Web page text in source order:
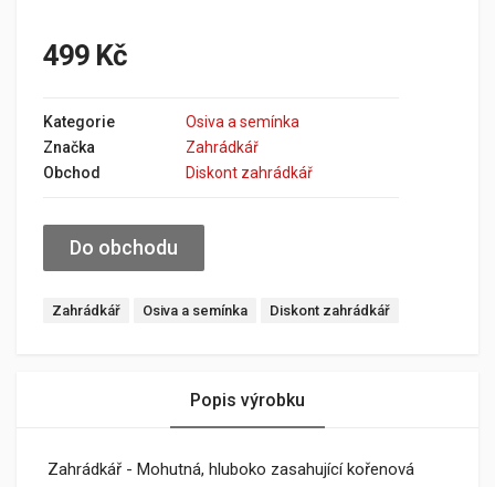
499 Kč
Kategorie
Osiva a semínka
Značka
Zahrádkář
Obchod
Diskont zahrádkář
Do obchodu
Zahrádkář Osiva a semínka Diskont zahrádkář
Popis výrobku
Zahrádkář - Mohutná, hluboko zasahující kořenová